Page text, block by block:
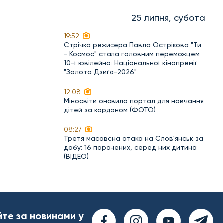
25 липня, субота
19:52
Стрічка режисера Павла Острікова "Ти
- Космос" стала головним переможцем
10-ї ювілейної Національної кінопремії
"Золота Дзиґа-2026"
12:08
Міносвіти оновило портал для навчання
дітей за кордоном (ФОТО)
08:27
Третя масована атака на Слов'янськ за
добу: 16 поранених, серед них дитина
(ВІДЕО)
за новинами у